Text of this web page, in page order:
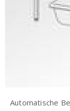
Automatische